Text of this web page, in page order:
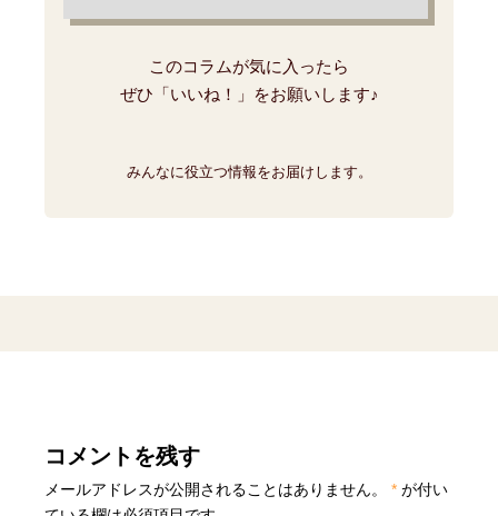
このコラムが気に入ったら
ぜひ「いいね！」をお願いします♪
みんなに役立つ情報をお届けします。
コメントを残す
メールアドレスが公開されることはありません。 * が付い